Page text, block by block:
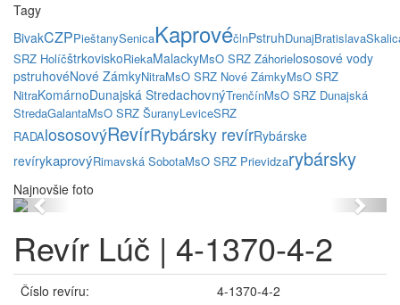
Tagy
BivakCZPPieštanySenicaKaprovéčlnPstruhDunajBratislava
SRZ HolíčštrkoviskoRiekaMalackyMsO SRZ Záhorielososové vody
pstruhovéNové ZámkyNitraMsO SRZ Nové ZámkyMsO SRZ
NitraKomárnoDunajská StredachovnýTrenčínMsO SRZ Dunajská
StredaGalantaMsO SRZ ŠuranyLeviceSRZ
RADAlososovýRevírRybársky revírRybárske
revírykaprovýRimavská SobotaMsO SRZ Prievidzarybársky
Najnovšie foto
Previous Next
Revír Lúč | 4-1370-4-2
Číslo revíru:
4-1370-4-2